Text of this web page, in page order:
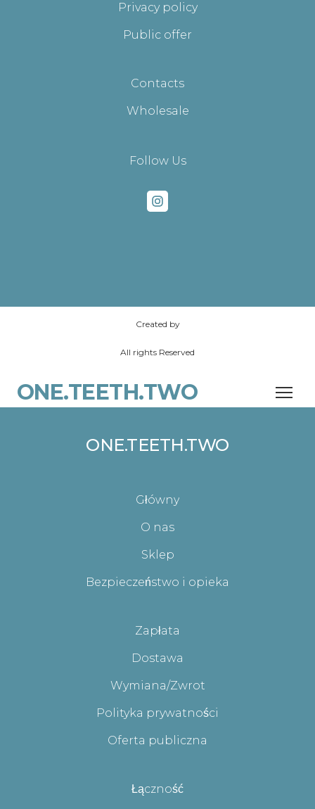
Privacy policy
Public offer
Contacts
Wholesale
Follow Us
Created by
All rights Reserved
ONE.TEETH.TWO
ONE.TEETH.TWO
Główny
O nas
Sklep
Bezpieczeństwo i opieka
Zapłata
Dostawa
Wymiana/Zwrot
Polityka prywatności
Oferta publiczna
Łączność